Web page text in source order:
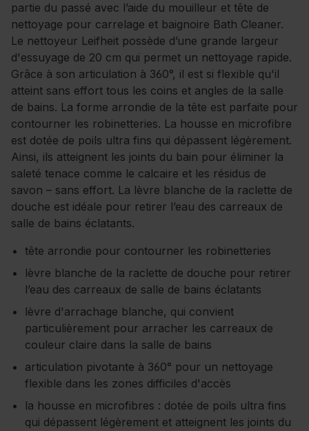
partie du passé avec l’aide du mouilleur et tête de
nettoyage pour carrelage et baignoire Bath Cleaner.
Le nettoyeur Leifheit possède d’une grande largeur
d'essuyage de 20 cm qui permet un nettoyage rapide.
Grâce à son articulation à 360°, il est si flexible qu'il
atteint sans effort tous les coins et angles de la salle
de bains. La forme arrondie de la tête est parfaite pour
contourner les robinetteries. La housse en microfibre
est dotée de poils ultra fins qui dépassent légèrement.
Ainsi, ils atteignent les joints du bain pour éliminer la
saleté tenace comme le calcaire et les résidus de
savon – sans effort. La lèvre blanche de la raclette de
douche est idéale pour retirer l’eau des carreaux de
salle de bains éclatants.
tête arrondie pour contourner les robinetteries
lèvre blanche de la raclette de douche pour retirer
l’eau des carreaux de salle de bains éclatants
lèvre d'arrachage blanche, qui convient
particulièrement pour arracher les carreaux de
couleur claire dans la salle de bains
articulation pivotante à 360° pour un nettoyage
flexible dans les zones difficiles d'accès
la housse en microfibres : dotée de poils ultra fins
qui dépassent légèrement et atteignent les joints du